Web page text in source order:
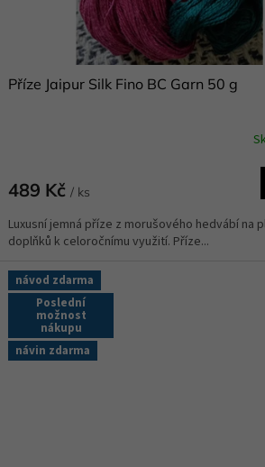
Příze Jaipur Silk Fino BC Garn 50 g
489 Kč/ ks
Luxusní jemná příze z morušového hedvábí na
doplňků k celoročnímu využití. Příze...
návod zdarma
Poslední
možnost
nákupu
návin zdarma